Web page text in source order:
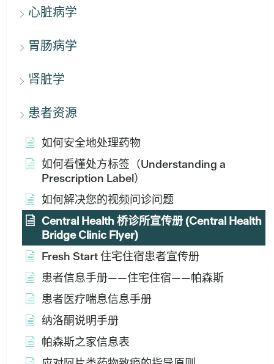
心脏病学
胃肠病学
肾脏学
患者资源
如何安全地处理药物
如何看懂处方标签（Understanding a
Prescription Label）
如何解决您的视频问诊问题
Central Health 桥诊所宣传册 (Central Health
Bridge Clinic Flyer)
Fresh Start 住宅住宿患者宣传册
患者信息手册——住宅住宿——帕森斯
患者医疗喘息信息手册
纳洛酮说明手册
帕森斯之家信息表